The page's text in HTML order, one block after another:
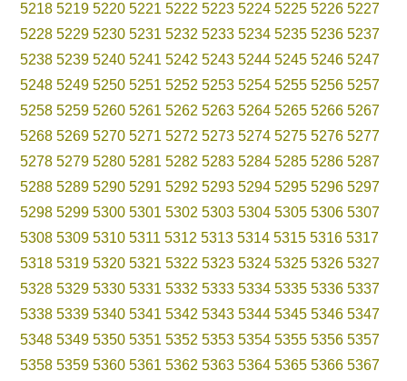
5218 5219 5220 5221 5222 5223 5224 5225 5226 5227
5228 5229 5230 5231 5232 5233 5234 5235 5236 5237
5238 5239 5240 5241 5242 5243 5244 5245 5246 5247
5248 5249 5250 5251 5252 5253 5254 5255 5256 5257
5258 5259 5260 5261 5262 5263 5264 5265 5266 5267
5268 5269 5270 5271 5272 5273 5274 5275 5276 5277
5278 5279 5280 5281 5282 5283 5284 5285 5286 5287
5288 5289 5290 5291 5292 5293 5294 5295 5296 5297
5298 5299 5300 5301 5302 5303 5304 5305 5306 5307
5308 5309 5310 5311 5312 5313 5314 5315 5316 5317
5318 5319 5320 5321 5322 5323 5324 5325 5326 5327
5328 5329 5330 5331 5332 5333 5334 5335 5336 5337
5338 5339 5340 5341 5342 5343 5344 5345 5346 5347
5348 5349 5350 5351 5352 5353 5354 5355 5356 5357
5358 5359 5360 5361 5362 5363 5364 5365 5366 5367